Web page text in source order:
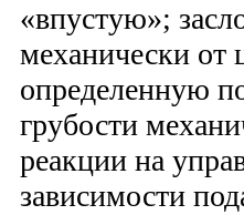
«впустую»;
механически от
определенную
грубости
реакции на
зависимости